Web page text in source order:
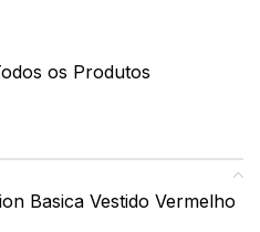
os Produtos
Basica Vestido Vermelho